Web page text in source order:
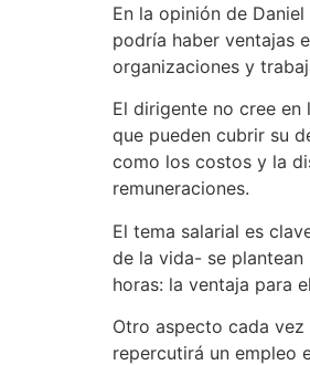
En la opinión de
podría haber ventajas
organizaciones y
El dirigente no cree en
que pueden cubrir su
como los costos y la
remuneraciones.
El tema salarial es
de la vida- se plantean
horas: la ventaja para
Otro aspecto cada
repercutirá un empleo